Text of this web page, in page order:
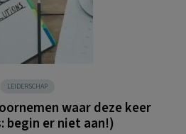
LEIDERSCHAP
waar deze keer
begin er niet aan!)